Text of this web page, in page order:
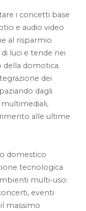
i concetti base
e audio video
al risparmio
luci e tende nei
della domotica.
dei
dagli
alle ultime
domestico
tecnologica
multi-uso:
eventi
massimo